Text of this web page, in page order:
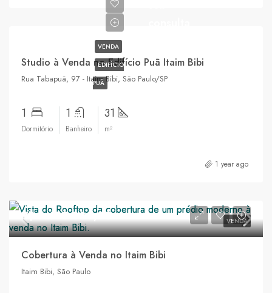
VENDA
EDIFÍCIO
PUÃ
Studio à Venda no Edifício Puã Itaim Bibi
Rua Tabapuã, 97 - Itaim Bibi, São Paulo/SP
1
Dormitório
1
Banheiro
31
m²
1 year ago
VENDA
R$ 5.400.000,00
Cobertura à Venda no Itaim Bibi
Itaim Bibi, São Paulo